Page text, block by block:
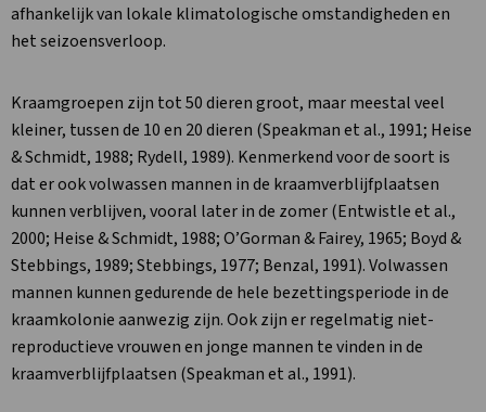
afhankelijk van lokale klimatologische omstandigheden en
het seizoensverloop.
Kraamgroepen zijn tot 50 dieren groot, maar meestal veel
kleiner, tussen de 10 en 20 dieren (Speakman et al., 1991; Heise
& Schmidt, 1988; Rydell, 1989). Kenmerkend voor de soort is
dat er ook volwassen mannen in de kraamverblijfplaatsen
kunnen verblijven, vooral later in de zomer (Entwistle et al.,
2000; Heise & Schmidt, 1988; O’Gorman & Fairey, 1965; Boyd &
Stebbings, 1989; Stebbings, 1977; Benzal, 1991). Volwassen
mannen kunnen gedurende de hele bezettingsperiode in de
kraamkolonie aanwezig zijn. Ook zijn er regelmatig niet-
reproductieve vrouwen en jonge mannen te vinden in de
kraamverblijfplaatsen (Speakman et al., 1991).